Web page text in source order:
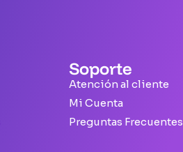
Soporte
Atención al cliente
Mi Cuenta
Preguntas Frecuentes